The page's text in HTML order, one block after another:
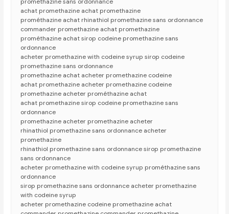
achat promethazine achat promethazine
prométhazine achat rhinathiol promethazine sans ordonnance
commander promethazine achat promethazine
prométhazine achat sirop codeine promethazine sans
ordonnance
acheter promethazine with codeine syrup sirop codeine
promethazine sans ordonnance
promethazine achat acheter promethazine codeine
achat promethazine acheter promethazine codeine
promethazine acheter prométhazine achat
achat promethazine sirop codeine promethazine sans
ordonnance
promethazine acheter promethazine acheter
rhinathiol promethazine sans ordonnance acheter
promethazine
rhinathiol promethazine sans ordonnance sirop promethazine
sans ordonnance
acheter promethazine with codeine syrup prométhazine sans
ordonnance
sirop promethazine sans ordonnance acheter promethazine
with codeine syrup
acheter promethazine codeine promethazine achat